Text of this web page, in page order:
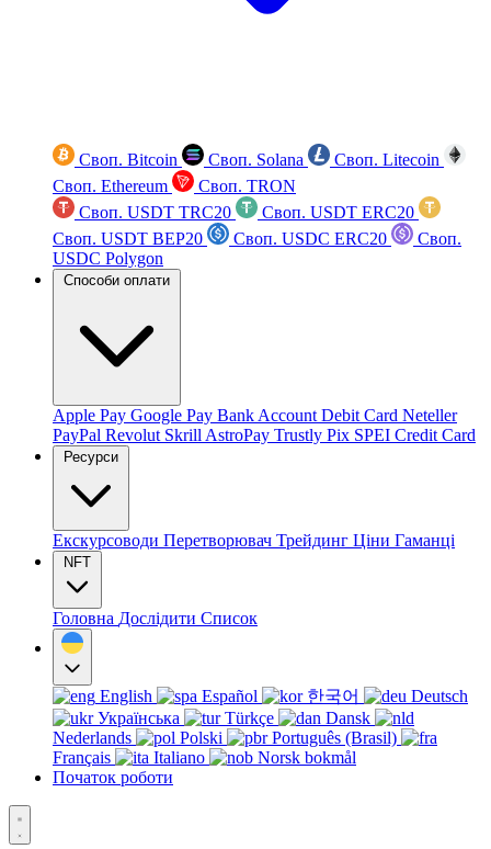
Своп. Bitcoin Своп. Solana
Своп. Litecoin
Своп. Ethereum
Своп. TRON
Своп. USDT TRC20
Своп. USDT ERC20
Своп. USDT BEP20
Своп. USDC ERC20
Своп.
USDC Polygon
Способи оплати
Apple Pay Google Pay Bank Account Debit Card Neteller
PayPal Revolut Skrill AstroPay Trustly Pix SPEI Credit Card
Ресурси
Екскурсоводи Перетворювач Трейдинг Ціни Гаманці
NFT
Головна Дослідити Список
English Español 한국어
Deutsch
Українська
Türkçe
Dansk
Nederlands
Polski
Português (Brasil)
Français
Italiano
Norsk bokmål
Початок роботи